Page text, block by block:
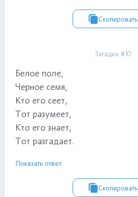
Скопировать
Загадка #10
Белое поле,
Черное семя,
Кто его сеет,
Тот разумеет,
Кто его знает,
Тот разгадает.
Показать ответ
Скопировать